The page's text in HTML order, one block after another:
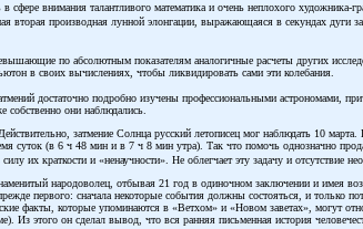
сфере внимания талантливого математика и очень неплохого
производная лунной элонгации, выражающаяся в секундах дуги
по абсолютным показателям аналогичные расчеты других
в своих вычислениях, чтобы ликвидировать сами эти колебания.
достаточно подробно изучены профессиональными астрономами,
собственно они наблюдались.
затмение Солнца русский летописец мог наблюдать 10
суток (в 6 ч 48 мин и в 7 ч 8 мин утра). Так что помочь однозначно
их краткости и «ненаучности». Не облегчает эту задачу и отсутствие
народоволец, отбывая 21 год в одиночном заключении и имея
первого: сначала некоторые события должны состояться, и только
факты, которые упоминаются в «Ветхом» и «Новом заветах», могут
Из этого он сделал вывод, что вся ранняя письменная история